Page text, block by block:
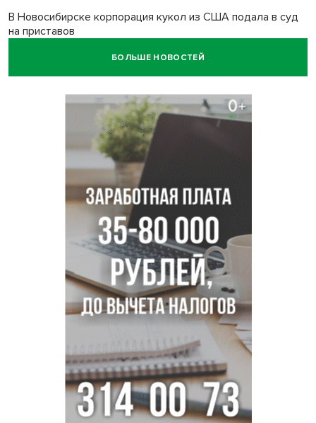
В Новосибирске корпорация кукол из США подала в суд
на приставов
В Новосибирске минздрав объявил бесплатную
В Новосибирске врачи прооперировали 25 тысяч
пациентов с катарактой
Знаменитый орангутан Бату отметил юбилей в
новосибирском зоопарке
Новосибирские хирурги спасли сердце восьмиклассницы
с донорским клапаном
БОЛЬШЕ НОВОСТЕЙ